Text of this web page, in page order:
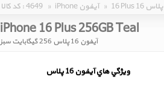
کد کالا : 4649 » iPhone آیفون » 16 Plus 16 پلاس
iPhone 16 Plus 256GB Teal
آیفون 16 پلاس 256 گیگابایت سبز
ويژگي هاي آيفون 16 پلاس